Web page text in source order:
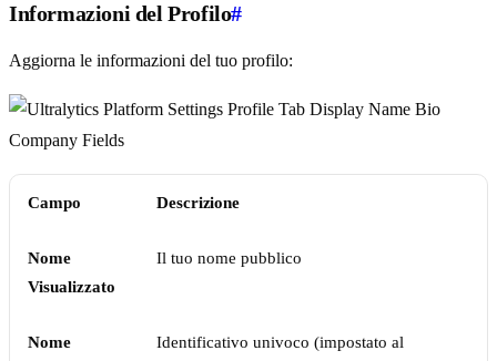
Informazioni del Profilo#
Aggiorna le informazioni del tuo profilo:
Campo Descrizione
Nome
Visualizzato
Il tuo nome pubblico
Nome
Identificativo univoco (impostato al